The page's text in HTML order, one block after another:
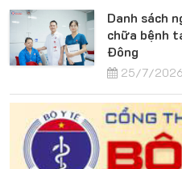
Danh sách
chữa bệnh
Đông
25/7/2026